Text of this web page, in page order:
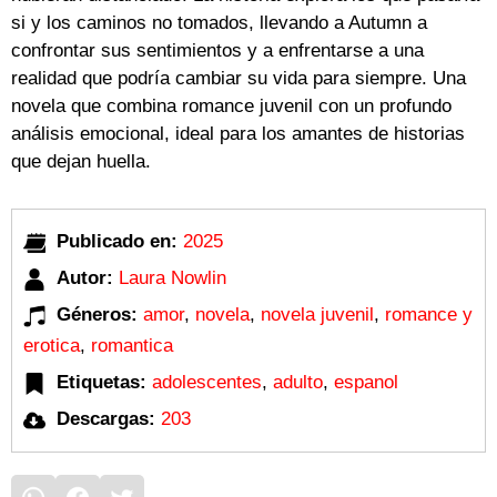
si y los caminos no tomados, llevando a Autumn a
confrontar sus sentimientos y a enfrentarse a una
realidad que podría cambiar su vida para siempre. Una
novela que combina romance juvenil con un profundo
análisis emocional, ideal para los amantes de historias
que dejan huella.
Publicado en: 2025
Autor: Laura Nowlin
Géneros: amor, novela, novela juvenil , romance y
erotica, romantica
Etiquetas: adolescentes, adulto, espanol
Descargas: 203